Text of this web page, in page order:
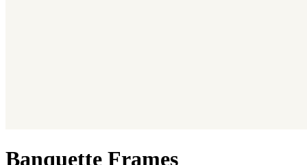
Banquette Frames